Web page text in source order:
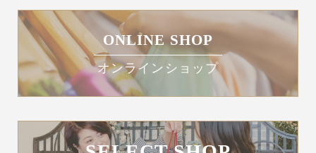
ONLINE SHOP
オンラインショップ